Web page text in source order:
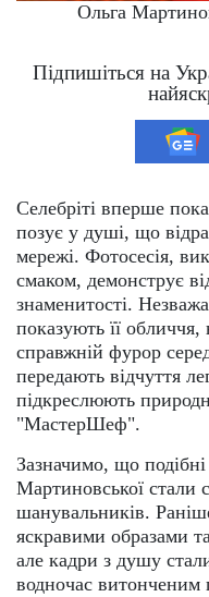
Ольга
Підпишіться на
Селебріті вперше
позує у душі, що
мережі. Фотосесія,
смаком, демонструє
знаменитості.
показують її
справжній фурор
передають відчуття
підкреслюють
"МастерШеф".
Зазначимо, що
Мартиновської стали
шанувальників.
яскравими образами
але кадри з душу
водночас витонченим